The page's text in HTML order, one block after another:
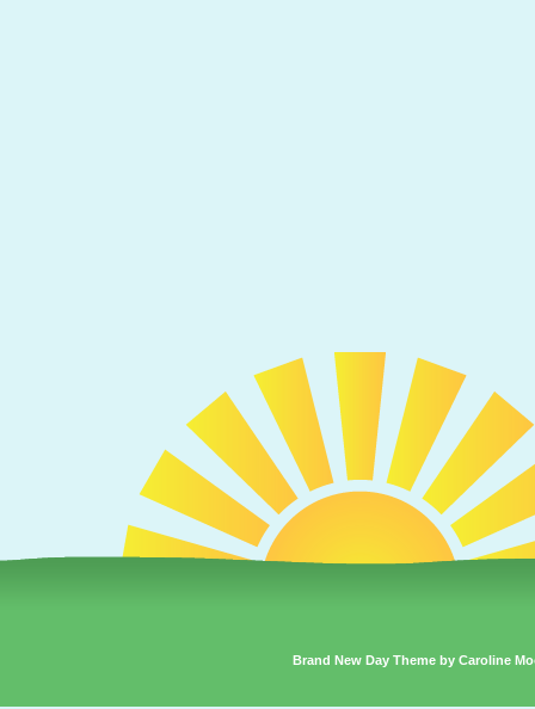
Brand New Day Theme by Caroline